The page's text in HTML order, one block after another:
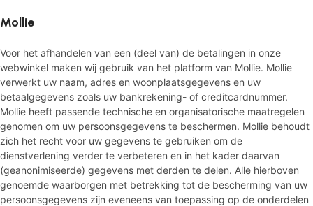
Mollie
Voor het afhandelen van een (deel van) de betalingen in onze
webwinkel maken wij gebruik van het platform van Mollie. Mollie
verwerkt uw naam, adres en woonplaatsgegevens en uw
betaalgegevens zoals uw bankrekening- of creditcardnummer.
Mollie heeft passende technische en organisatorische maatregelen
genomen om uw persoonsgegevens te beschermen. Mollie behoudt
zich het recht voor uw gegevens te gebruiken om de
dienstverlening verder te verbeteren en in het kader daarvan
(geanonimiseerde) gegevens met derden te delen. Alle hierboven
genoemde waarborgen met betrekking tot de bescherming van uw
persoonsgegevens zijn eveneens van toepassing op de onderdelen